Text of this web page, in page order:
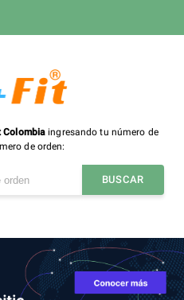
Colombia ingresando tu número de
de orden:
BUSCAR